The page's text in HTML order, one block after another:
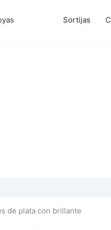
Sortijas
de plata con brillante